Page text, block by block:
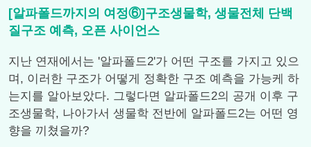
[알파폴드까지의 여정⑥]구조생물학, 생물전체 단백
질구조 예측, 오픈 사이언스
지난 연재에서는 '알파폴드2'가 어떤 구조를 가지고 있으
며, 이러한 구조가 어떻게 정확한 구조 예측을 가능케 하
는지를 알아보았다. 그렇다면 알파폴드2의 공개 이후 구
조생물학, 나아가서 생물학 전반에 알파폴드2는 어떤 영
향을 끼쳤을까?